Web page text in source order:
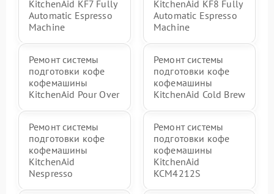
KitchenAid KF7 Fully
Automatic Espresso
Machine
KitchenAid KF8 Fully
Automatic Espresso
Machine
Ремонт системы
подготовки кофе
кофемашины
KitchenAid Pour Over
Ремонт системы
подготовки кофе
кофемашины
KitchenAid Cold Brew
Ремонт системы
подготовки кофе
кофемашины
KitchenAid
Nespresso
Ремонт системы
подготовки кофе
кофемашины
KitchenAid
KCM4212S